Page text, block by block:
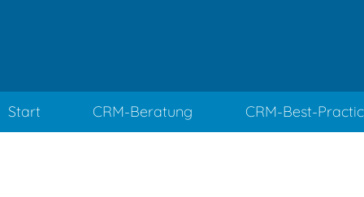
Start CRM-Beratung CRM-Best-